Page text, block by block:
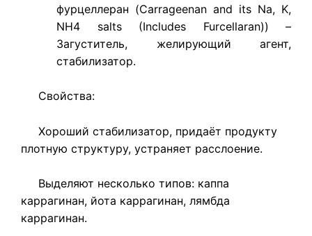
фурцеллеран (Carrageenan and its Na, K,
NH4 salts (Includes Furcellaran)) –
Загуститель, желирующий агент,
стабилизатор.
Свойства:
Хороший стабилизатор, придаёт продукту
плотную структуру, устраняет расслоение.
Выделяют несколько типов: каппа
каррагинан, йота каррагинан, лямбда
каррагинан.